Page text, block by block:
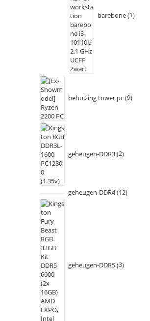
barebone 1
behuizing tower pc 9
geheugen-DDR3 2
geheugen-DDR4 12
geheugen-DDR5 3